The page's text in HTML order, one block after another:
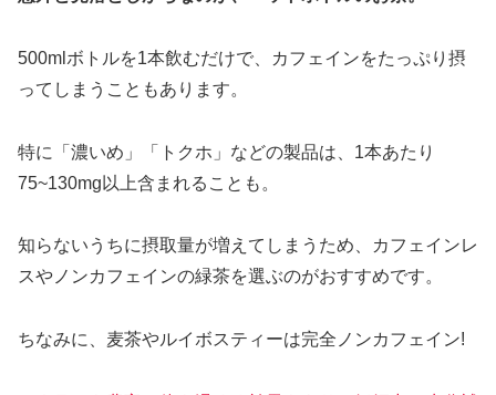
500mlボトルを1本飲むだけで、カフェインをたっぷり摂
ってしまうこともあります。
特に「濃いめ」「トクホ」などの製品は、1本あたり
75~130mg以上含まれることも。
知らないうちに摂取量が増えてしまうため、カフェインレ
スやノンカフェインの緑茶を選ぶのがおすすめです。
ちなみに、麦茶やルイボスティーは完全ノンカフェイン!